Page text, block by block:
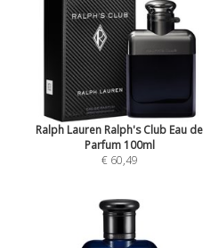
Ralph Lauren Ralph's Club Eau de
Parfum 100ml
€ 60,49